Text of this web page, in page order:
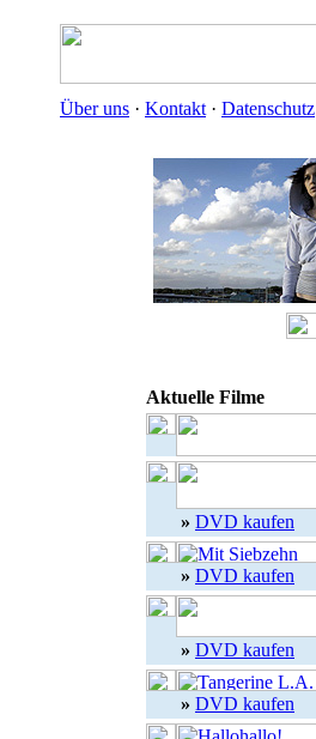
Über uns · Kontakt · Datenschutz
Aktuelle Filme
» DVD kaufen
» DVD kaufen
» DVD kaufen
» DVD kaufen